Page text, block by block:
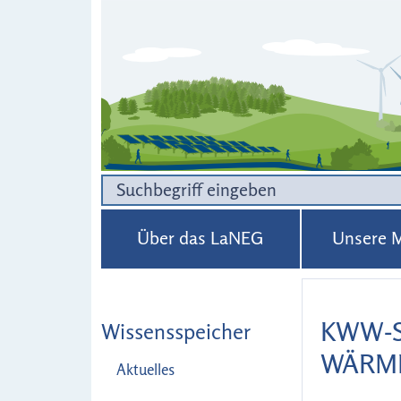
Über das LaNEG Unsere
Wissensspeicher
Aktuelles
KWW-